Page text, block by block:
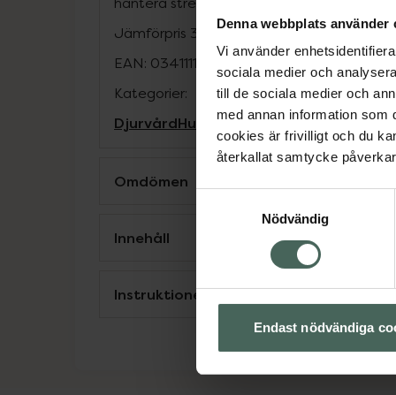
Denna webbplats använder
Vi använder
sociala medier och
till de sociala medier och
med annan information som
cookies är frivilligt och du
återkallat samtycke
Nödvändig
Endast nödvändiga
Jämförpris 375 kr/st
EAN: 03411112116638
Kategorier:
DjurvårdHund
Omdömen
Innehåll
Instruktioner